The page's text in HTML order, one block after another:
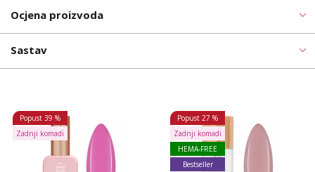
Ocjena proizvoda
Sastav
Popust 39 %
Zadnji komadi
Popust 27 %
Zadnji komadi
HEMA-FREE
Bestseller